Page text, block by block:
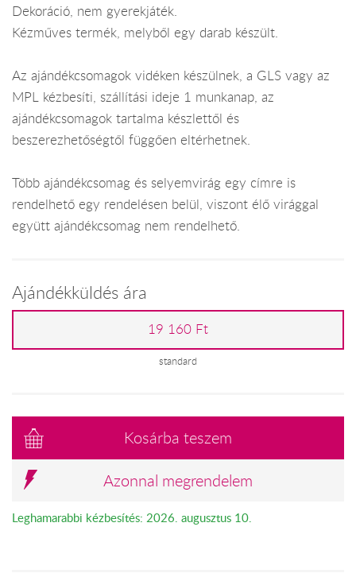
Dekoráció, nem gyerekjáték.
Kézműves termék, melyből egy darab készült.
Az ajándékcsomagok vidéken készülnek, a GLS vagy az
MPL kézbesíti, szállítási ideje 1 munkanap, az
ajándékcsomagok tartalma készlettől és
beszerezhetőségtől függően eltérhetnek.
Több ajándékcsomag és selyemvirág egy címre is
rendelhető egy rendelésen belül, viszont élő virággal
együtt ajándékcsomag nem rendelhető.
Ajándékküldés ára
19 160 Ft
standard
Kosárba teszem
Azonnal megrendelem
Leghamarabbi kézbesítés: 2026. augusztus 10.